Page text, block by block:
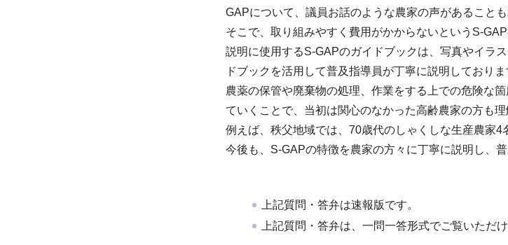
GAPについて、議員お話のような農家の声があることも
そこで、取り組みやすく費用がかからないというS-
説明に使用するS-GAPのガイドブックは、写真やイラ
ドブックを活用して普及指導員が丁寧に説明しておりま
農薬の保管や廃棄物の処理、作業をする上での危険な
ていくことで、当初は関心のなかった高齢農家の方も
例えば、秩父地域では、70歳代のしゃくしな生産農家4
今後も、S-GAPの特徴を農家の方々に丁寧に説明し、普
上記質問・答弁は速報版です。
上記質問・答弁は、一問一答形式でご覧いただ